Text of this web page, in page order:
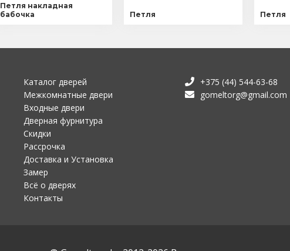
Петля накладная
бабочка
Петля Петля
Каталог дверей
Межкомнатные двери
Входные двери
Дверная фурнитура
Скидки
Рассрочка
Доставка и Установка
Замер
Всё о дверях
Контакты
+375 (44) 544-63-68
gomeltorg@gmail.com